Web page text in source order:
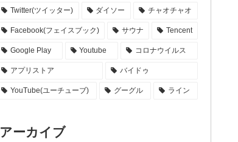
Twitter(ツイッター) ダイソー チャオチャオ
Facebook(フェイスブック) サウナ Tencent
Google Play Youtube コロナウイルス
アプリストア バイドゥ
YouTube(ユーチューブ) グーグル ライン
アーカイブ